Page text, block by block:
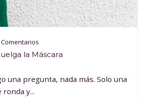
Comentarios
la Máscara
una pregunta, nada más. Solo una
y...